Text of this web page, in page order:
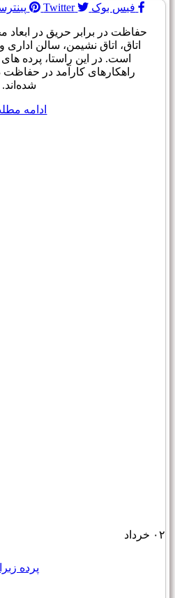
فیس بوک Twitter
حفاظت در برابر حریق در ابعاد
اتاق، اتاق نشیمن، سالن
است. در این راستا، پرده های
راهکارهای کارآمد در حفاظت
شده‌اند.
ادامه
۰۲ خرداد
پرده زبرا